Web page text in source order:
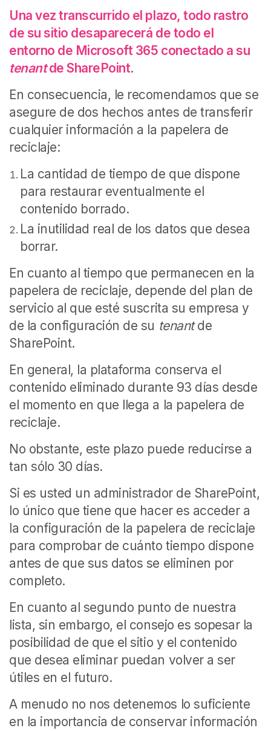
Una vez transcurrido el plazo, todo rastro
de su sitio desaparecerá de todo el
entorno de Microsoft 365 conectado a su
tenantde SharePoint.
En consecuencia, le recomendamos que se
asegure de dos hechos antes de transferir
cualquier información a la papelera de
reciclaje:
La cantidad de tiempo de que dispone
para restaurar eventualmente el
contenido borrado.
La inutilidad real de los datos que desea
borrar.
En cuanto al tiempo que permanecen en la
papelera de reciclaje, depende del plan de
servicio al que esté suscrita su empresa y
de la configuración de su tenantde
SharePoint.
En general, la plataforma conserva el
contenido eliminado durante 93 días desde
el momento en que llega a la papelera de
reciclaje.
No obstante, este plazo puede reducirse a
tan sólo 30 días.
Si es usted un administrador de SharePoint,
lo único que tiene que hacer es acceder a
la configuración de la papelera de reciclaje
para comprobar de cuánto tiempo dispone
antes de que sus datos se eliminen por
completo.
En cuanto al segundo punto de nuestra
lista, sin embargo, el consejo es sopesar la
posibilidad de que el sitio y el contenido
que desea eliminar puedan volver a ser
útiles en el futuro.
A menudo no nos detenemos lo suficiente
en la importancia de conservar información